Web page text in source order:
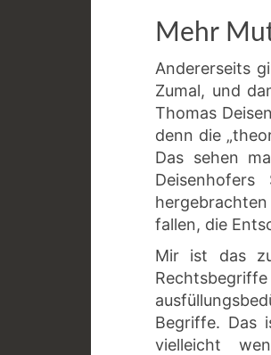
Mehr
Andererseits
Zumal, und
Thomas
denn die
Das sehen
fallen, die
Mir ist das
Begriffe. Das
vielleicht